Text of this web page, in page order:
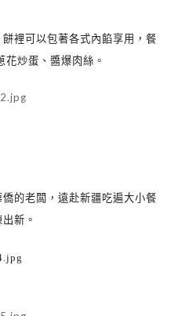
餅裡可以包著各式內餡享用，餐
花炒蛋、醬爆肉絲。
僑的老闆，遠赴新疆吃遍大小餐
新。